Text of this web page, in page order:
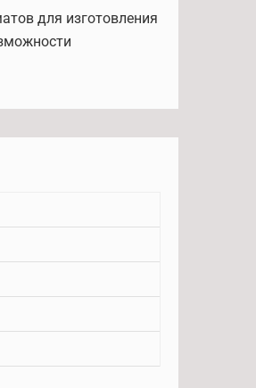
для изготовления